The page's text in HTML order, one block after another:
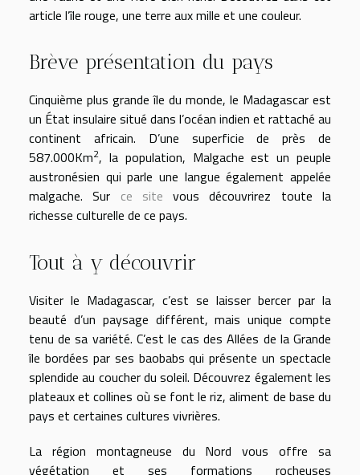
article l’île rouge, une terre aux mille et une couleur.
Brève présentation du pays
Cinquième plus grande île du monde, le Madagascar est
un État insulaire situé dans l’océan indien et rattaché au
continent africain. D’une superficie de près de
587.000Km2, la population, Malgache est un peuple
austronésien qui parle une langue également appelée
malgache. Sur ce site vous découvrirez toute la
richesse culturelle de ce pays.
Tout à y découvrir
Visiter le Madagascar, c’est se laisser bercer par la
beauté d’un paysage différent, mais unique compte
tenu de sa variété. C’est le cas des Allées de la Grande
île bordées par ses baobabs qui présente un spectacle
splendide au coucher du soleil. Découvrez également les
plateaux et collines où se font le riz, aliment de base du
pays et certaines cultures vivrières.
La région montagneuse du Nord vous offre sa
végétation et ses formations rocheuses